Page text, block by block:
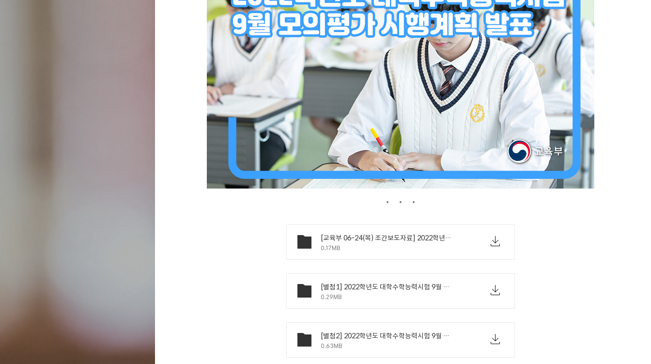
[교육부 06-24(목) 조간보도자료] 2022학년도 대학수학능력시험 9월 모의평가.pdf
0.17MB
[별첨1] 2022학년도 대학수학능력시험 9월 모의평가 시행 공고.pdf
0.29MB
[별첨2] 2022학년도 대학수학능력시험 9월 모의평가 시행 계획.pdf
0.63MB